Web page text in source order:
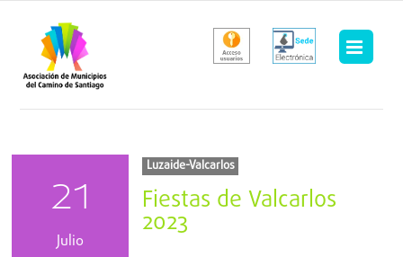
contenido
21
Julio
Luzaide-Valcarlos
Fiestas de Valcarlos
2023